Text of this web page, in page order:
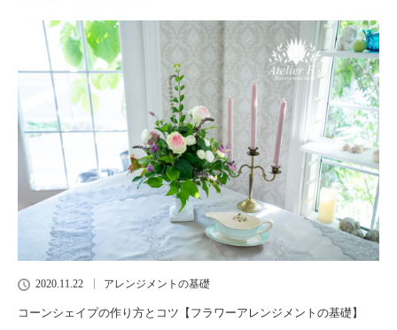
2020.11.22 アレンジメントの基礎
コーンシェイプの作り方とコツ【フラワーアレンジメントの基礎】